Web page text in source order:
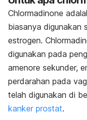
Peringatan dan
Interaksi Obat
Chlormadinone
biasanya digunakan
estrogen.
digunakan pada
amenore sekunder,
perdarahan pada
telah digunakan di
kanker prostat.